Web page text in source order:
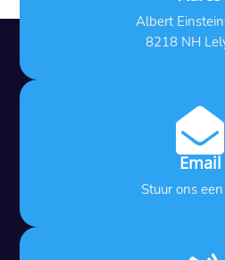
Albert
8218 NH

Email
Stuur ons